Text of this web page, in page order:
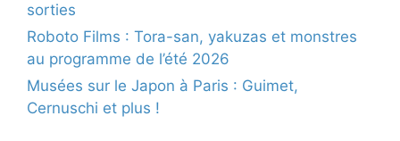
sorties
Roboto Films : Tora-san, yakuzas et monstres
au programme de l’été 2026
Musées sur le Japon à Paris : Guimet,
Cernuschi et plus !